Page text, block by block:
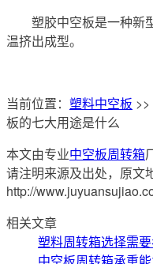
塑胶中空板是一种新
温挤出成型。
当前位置： 塑料中空板 >>
板的七大用途是什么
本文由专业中空板周转箱
请注明来源及出处，原文
http://
相关文章
塑料周转箱选择需
中空板周转箱承重